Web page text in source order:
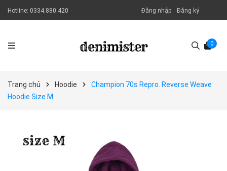
Hotline: 0334.880.420 Đăng nhập Đăng ký
0
Trang chủ Hoodie
Champion 70s Repro. Reverse Weave
Hoodie Size M